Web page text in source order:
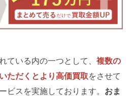
ている内の一つとして、複数の
ただくとより高価買取をさせて
ビスを実施しております。 おま